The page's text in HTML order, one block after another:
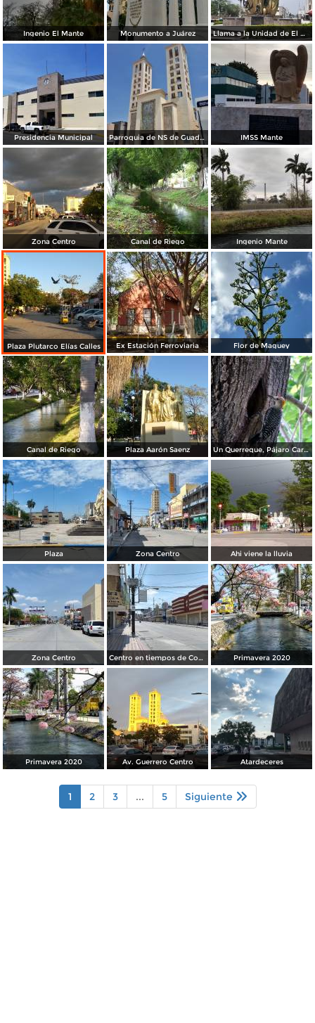
Ingenio El Mante Monumento a Juárez Llama a la Unidad de El Mante
Presidencia Municipal Parroquia de NS de Guadalupe IMSS Mante
Zona Centro Canal de Riego Ingenio Mante
Plaza Plutarco Elías Calles Ex Estación Ferroviaria Flor de Maguey
Canal de Riego Plaza Aarón Saenz Un Querreque, Pájaro Carpintero
Plaza Zona Centro Ahi viene la lluvia
Zona Centro Centro en tiempos de Covid19 Primavera 2020
Primavera 2020 Av. Guerrero Centro Atardeceres
1 2 3 ... 5 Siguiente